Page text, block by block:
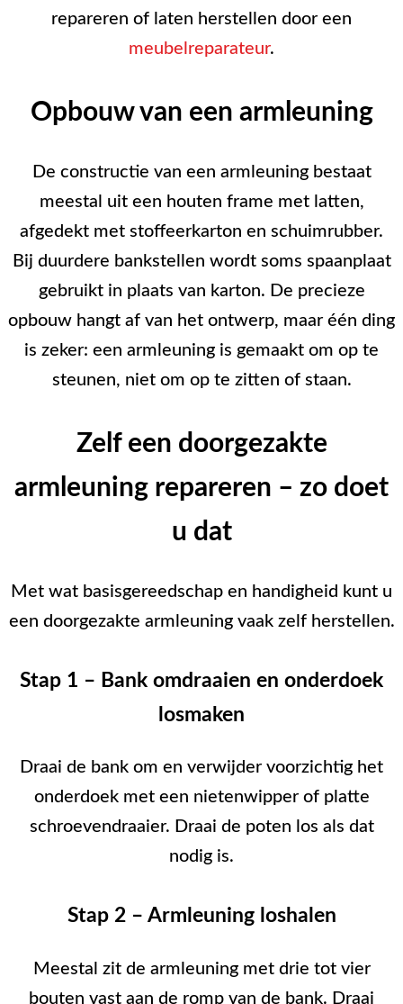
repareren of laten herstellen door een
meubelreparateur.
Opbouw van een armleuning
De constructie van een armleuning bestaat
meestal uit een houten frame met latten,
afgedekt met stoffeerkarton en schuimrubber.
Bij duurdere bankstellen wordt soms spaanplaat
gebruikt in plaats van karton. De precieze
opbouw hangt af van het ontwerp, maar één ding
is zeker: een armleuning is gemaakt om op te
steunen, niet om op te zitten of staan.
Zelf een doorgezakte
armleuning repareren – zo doet
u dat
Met wat basisgereedschap en handigheid kunt u
een doorgezakte armleuning vaak zelf herstellen.
Stap 1 – Bank omdraaien en onderdoek
losmaken
Draai de bank om en verwijder voorzichtig het
onderdoek met een nietenwipper of platte
schroevendraaier. Draai de poten los als dat
nodig is.
Stap 2 – Armleuning loshalen
Meestal zit de armleuning met drie tot vier
bouten vast aan de romp van de bank. Draai